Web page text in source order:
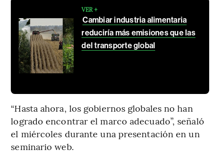
VER +
Cambiar industria alimentaria
reduciría más emisiones que las
del transporte global
“Hasta ahora, los gobiernos globales no han
logrado encontrar el marco adecuado”, señaló
el miércoles durante una presentación en un
seminario web.